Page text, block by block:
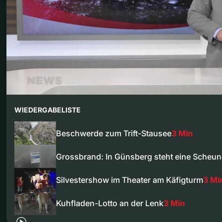
WIEDERGABELISTE
Beschwerde zum Trift-Stausee3 Min
Grossbrand: In Günsberg steht eine
Silvestershow im Theater am Käfigturm3
Kuhfladen-Lotto an der Lenk3 Min